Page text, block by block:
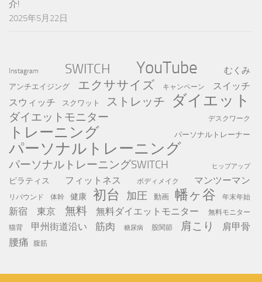
介!
2025年5月22日
Instagram SWITCH YouTube むくみ
アンチエイジング エクササイズ キャンペーン
スイッチ
スウィッチ
スクワット ストレッチ ダイエット
ダイエットモニター デスクワーク
トレーニング パーソナルトレーナー
パーソナルトレーニング
パーソナルトレーニングSWITCH ヒップアップ
ピラティス フィットネス ボディメイク マンツーマン
リバウンド 体幹 健康 初台 加圧 動画 幡ヶ谷 年末年始
新宿 東京 無料 無料ダイエットモニター
無料モニター
猫背
甲州街道沿い 筋肉 糖尿病 股関節 肩こり 肩甲骨
腰痛 腹筋